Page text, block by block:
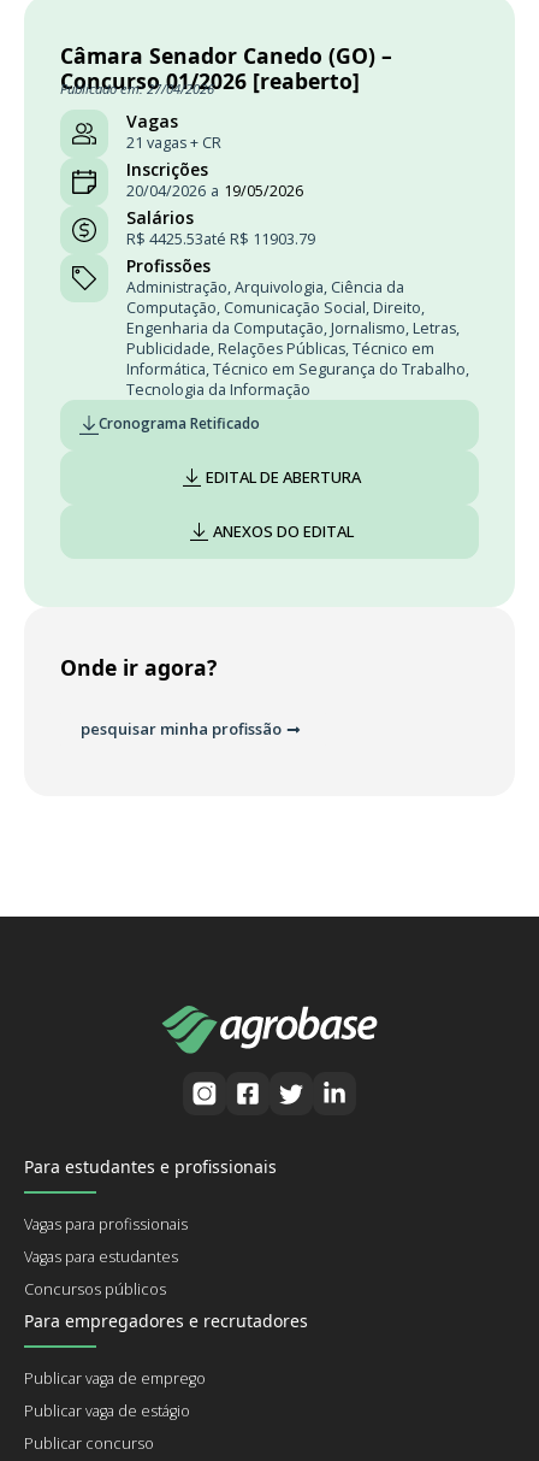
Câmara Senador Canedo (GO) –
Concurso 01/2026 [reaberto]
Publicado em: 27/04/2026
Vagas
21 vagas + CR
Inscrições
20/04/2026 a 19/05/2026
Salários
R$ 4425.53até R$ 11903.79
Profissões
Administração,Arquivologia, Ciência da
Computação, Comunicação Social, Direito,
Engenharia da Computação, Jornalismo, Letras,
Publicidade, Relações Públicas,Técnico em
Informática,Técnico em Segurança do Trabalho,
Tecnologia da Informação
Cronograma Retificado
EDITAL DE ABERTURA
ANEXOS DO EDITAL
Onde ir agora?
pesquisar minha profissão
Para estudantes e profissionais
Vagas para profissionais
Vagas para estudantes
Concursos públicos
Para empregadores e recrutadores
Publicar vaga de emprego
Publicar vaga de estágio
Publicar concurso